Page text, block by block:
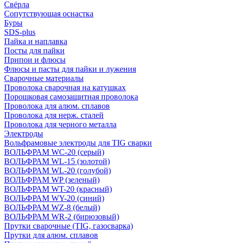
Свёрла
Сопутствующая оснастка
Буры
SDS-plus
Пайка и наплавка
Посты для пайки
Припои и флюсы
Флюсы и пасты для пайки и лужения
Сварочные материалы
Проволока сварочная на катушках
Порошковая самозащитная проволока
Проволока для алюм. сплавов
Проволока для нерж. сталей
Проволока для черного металла
Электроды
Вольфрамовые электроды для TIG сварки
ВОЛЬФРАМ WC-20 (серый)
ВОЛЬФРАМ WL-15 (золотой)
ВОЛЬФРАМ WL-20 (голубой)
ВОЛЬФРАМ WP (зеленый)
ВОЛЬФРАМ WT-20 (красный)
ВОЛЬФРАМ WY-20 (синий)
ВОЛЬФРАМ WZ-8 (белый)
ВОЛЬФРАМ WR-2 (бирюзовый)
Прутки сварочные (TIG, газосварка)
Прутки для алюм. сплавов